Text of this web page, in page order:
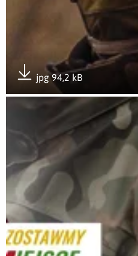
jpg 94,2 kB
Pobierz załącznik
Otwórz załącznik